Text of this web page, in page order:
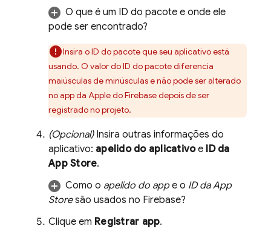
O que é um ID do pacote e onde ele
pode ser encontrado?
Insira o ID do pacote que seu aplicativo está
usando. O valor do ID do pacote diferencia
maiúsculas de minúsculas e não pode ser alterado
no app da Apple do Firebase depois de ser
registrado no projeto.
(Opcional)Insira outras informações do
aplicativo: apelido do aplicativoe ID da
App Store.
Como o apelido do appe o ID da App
Storesão usados no Firebase?
Clique em Registrar app.